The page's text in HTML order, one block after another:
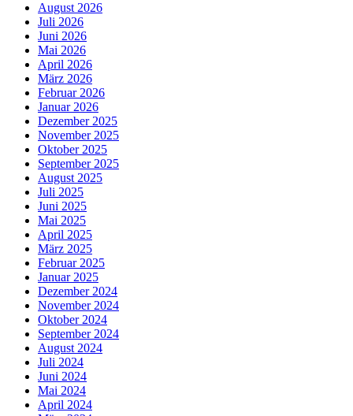
August 2026
Juli 2026
Juni 2026
Mai 2026
April 2026
März 2026
Februar 2026
Januar 2026
Dezember 2025
November 2025
Oktober 2025
September 2025
August 2025
Juli 2025
Juni 2025
Mai 2025
April 2025
März 2025
Februar 2025
Januar 2025
Dezember 2024
November 2024
Oktober 2024
September 2024
August 2024
Juli 2024
Juni 2024
Mai 2024
April 2024